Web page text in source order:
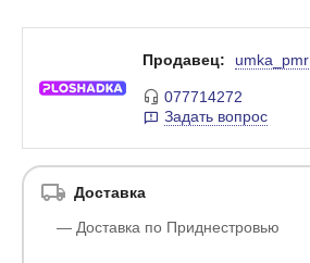
Продавец: umka_pmr
077714272
Задать вопрос
Доставка
— Доставка по Приднестровью